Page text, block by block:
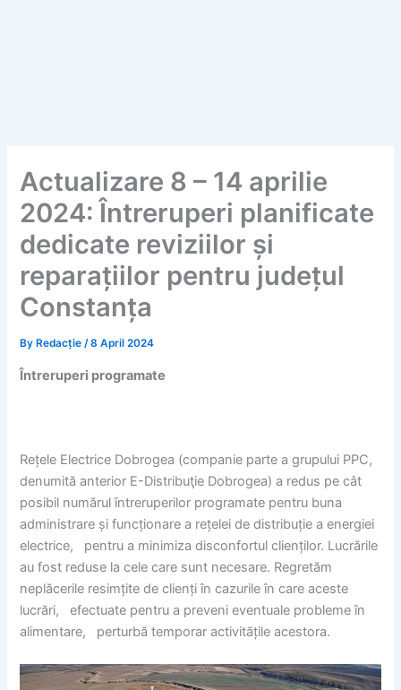
Actualizare 8 – 14 aprilie
2024: Întreruperi planificate
dedicate reviziilor și
reparațiilor pentru județul
Constanța
By Redacție/8 April 2024
Întreruperi programate
Rețele Electrice Dobrogea (companie parte a grupului PPC,
denumită anterior E-Distribuţie Dobrogea) a redus pe cât
posibil numărul întreruperilor programate pentru buna
administrare și funcționare a rețelei de distribuție a energiei
electrice, pentru a minimiza disconfortul clienților. Lucrările
au fost reduse la cele care sunt necesare. Regretăm
neplăcerile resimțite de clienți în cazurile în care aceste
lucrări, efectuate pentru a preveni eventuale probleme în
alimentare, perturbă temporar activitățile acestora.